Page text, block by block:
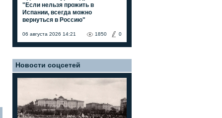
"Если нельзя прожить в
Испании, всегда можно
вернуться в Россию"
06 августа 2026 14:21 0
1850
Новости соцсетей